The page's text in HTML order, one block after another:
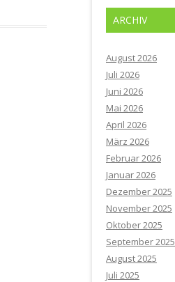
ARCHIV
August 2026
Juli 2026
Juni 2026
Mai 2026
April 2026
März 2026
Februar 2026
Januar 2026
Dezember 2025
November 2025
Oktober 2025
September 2025
August 2025
Juli 2025